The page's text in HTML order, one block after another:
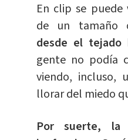
En clip se
de un tamaño
desde el tejado
gente no podía
viendo, incluso,
llorar del miedo
Por suerte,